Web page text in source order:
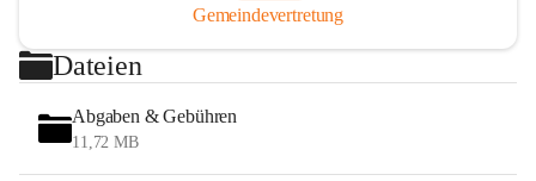
Gemeindevertretung
Dateien
Abgaben & Gebühren
11,72 MB